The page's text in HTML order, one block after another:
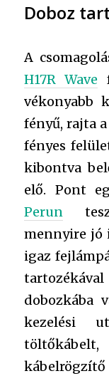
Doboz
A
H17R Wave
vékonyabb
fényű, rajta
fényes
kibontva
elő. Pont
Perun
mennyire jó
igaz
dobozkába
kezelési